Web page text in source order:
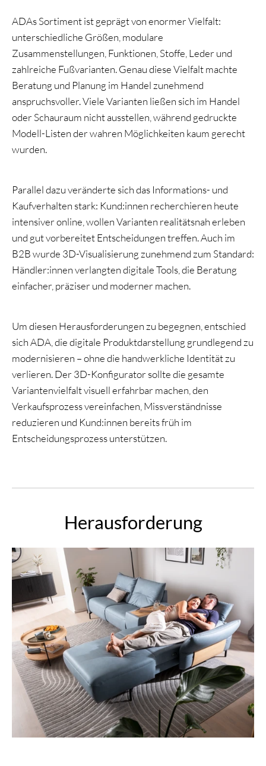
ADAs Sortiment ist geprägt von enormer Vielfalt:
unterschiedliche Größen, modulare
Zusammenstellungen, Funktionen, Stoffe, Leder und
zahlreiche Fußvarianten. Genau diese Vielfalt machte
Beratung und Planung im Handel zunehmend
anspruchsvoller. Viele Varianten ließen sich im Handel
oder Schauraum nicht ausstellen, während gedruckte
Modell-Listen der wahren Möglichkeiten kaum gerecht
wurden.
Parallel dazu veränderte sich das Informations- und
Kaufverhalten stark: Kund:innen recherchieren heute
intensiver online, wollen Varianten realitätsnah erleben
und gut vorbereitet Entscheidungen treffen. Auch im
B2B wurde 3D-Visualisierung zunehmend zum Standard:
Händler:innen verlangten digitale Tools, die Beratung
einfacher, präziser und moderner machen.
Um diesen Herausforderungen zu begegnen, entschied
sich ADA, die digitale Produktdarstellung grundlegend zu
modernisieren – ohne die handwerkliche Identität zu
verlieren. Der 3D-Konfigurator sollte die gesamte
Variantenvielfalt visuell erfahrbar machen, den
Verkaufsprozess vereinfachen, Missverständnisse
reduzieren und Kund:innen bereits früh im
Entscheidungsprozess unterstützen.
Herausforderung